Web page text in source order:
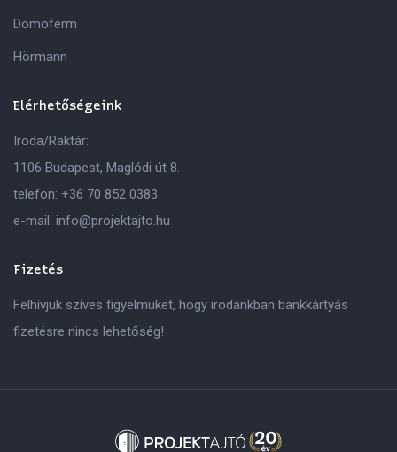
Domoferm
Hörmann
Elérhetőségeink
Iroda/Raktár:
1106 Budapest, Maglódi út 8.
telefon: +36 70 852 0383
e-mail: info@projektajto.hu
Fizetés
Felhívjuk szíves figyelmüket, hogy irodánkban bankkártyás
fizetésre nincs lehetőség!